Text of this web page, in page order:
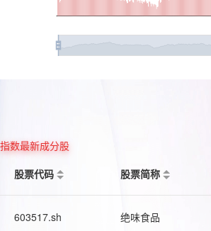
指数最新成分股
股票代码
股票简称
603517.sh 绝味食品